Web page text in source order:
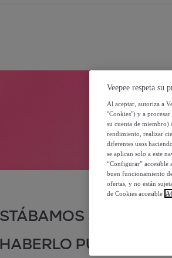
SEGUROS
PUESTO POR
Veepee respeta su
Al aceptar, autoriza a
"Cookies") y a
su cuenta de
rendimiento, realizar
diferentes usos
se aplican solo a este
“Configurar” accesible
buen funcionamiento
ofertas, y no están
de Cookies accesible